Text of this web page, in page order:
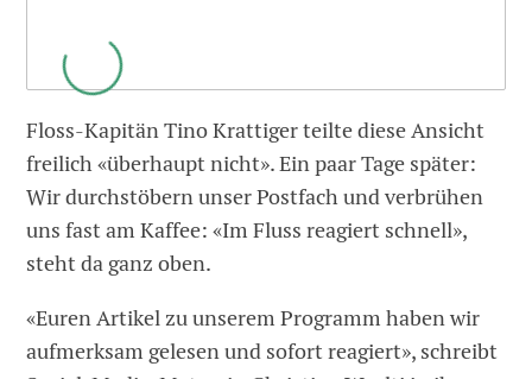
Floss-Kapitän Tino Krattiger teilte diese Ansicht
freilich «überhaupt nicht». Ein paar Tage später:
Wir durchstöbern unser Postfach und verbrühen
uns fast am Kaffee: «Im Fluss reagiert schnell»,
steht da ganz oben.
«Euren Artikel zu unserem Programm haben wir
aufmerksam gelesen und sofort reagiert», schreibt